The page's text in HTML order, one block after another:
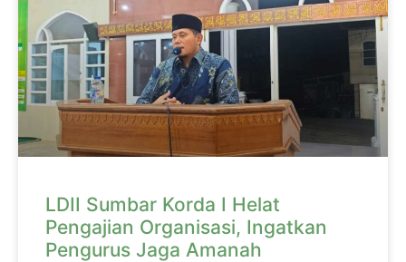
LDII Sumbar Korda I Helat
Pengajian Organisasi, Ingatkan
Pengurus Jaga Amanah